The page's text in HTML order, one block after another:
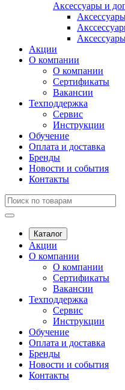
Аксессуары и
Акции
О компании
О компании
Сертификаты
Вакансии
Техподдержка
Сервис
Инструкции
Обучение
Оплата и доставка
Бренды
Новости и события
Контакты
Каталог
Акции
О компании
О компании
Сертификаты
Вакансии
Техподдержка
Сервис
Инструкции
Обучение
Оплата и доставка
Бренды
Новости и события
Контакты